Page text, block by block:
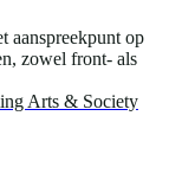
aanspreekpunt op
zowel front- als
Arts & Society